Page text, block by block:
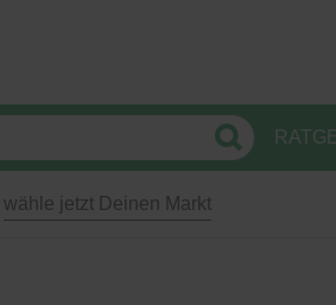
wähle jetzt Deinen Markt